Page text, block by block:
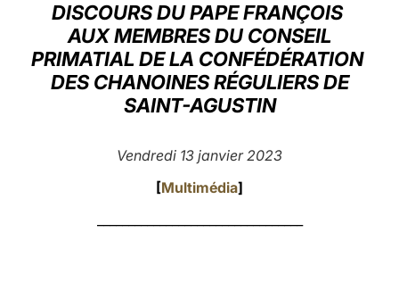
العربيّة
中文
LATINE
DISCOURS DU PAPE FRANÇOIS
AUX MEMBRES DU CONSEIL
PRIMATIAL DE LA CONFÉDÉRATION
DES CHANOINES RÉGULIERS DE
SAINT-AGUSTIN
Vendredi 13 janvier 2023
[Multimédia]